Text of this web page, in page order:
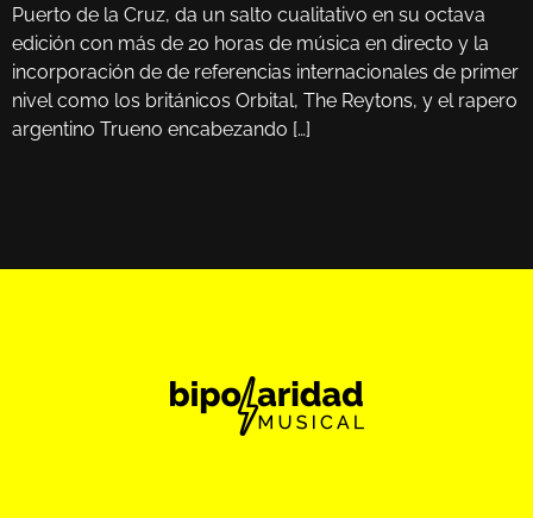
Puerto de la Cruz, da un salto cualitativo en su octava
edición con más de 20 horas de música en directo y la
incorporación de de referencias internacionales de primer
nivel como los británicos Orbital, The Reytons, y el rapero
argentino Trueno encabezando […]